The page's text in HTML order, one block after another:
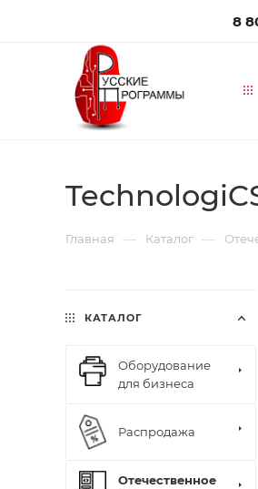
8
Главная — Каталог —
КАТАЛОГ
Оборудование
для бизнеса
Распродажа
Отечественное